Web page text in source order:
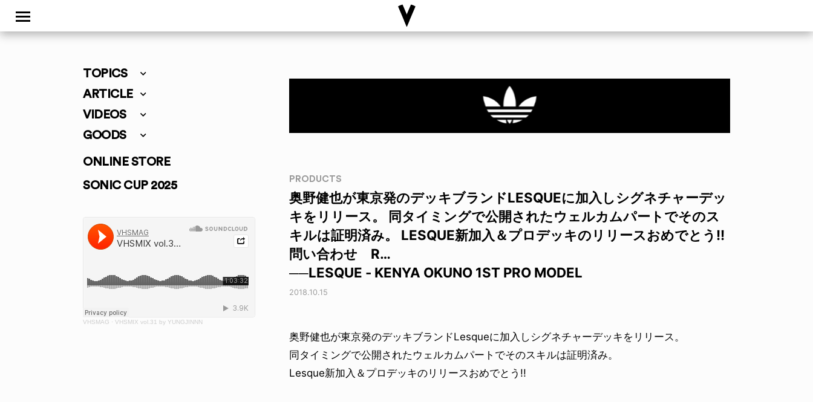
TOPICS
ARTICLE
VIDEOS
GOODS
ONLINE STORE
SONIC CUP 2025
VHSMAG · VHSMIX vol.31 by YUNGJINNN
PRODUCTS
奥野健也が東京発のデッキブランドLESQUEに加入しシグネチャーデッ
キをリリース。 同タイミングで公開されたウェルカムパートでそのス
キルは証明済み。 LESQUE新加入＆プロデッキのリリースおめでとう!!
問い合わせ R…
──LESQUE - KENYA OKUNO 1ST PRO MODEL
2018.10.15
奥野健也が東京発のデッキブランドLesqueに加入しシグネチャーデッキをリリース。
同タイミングで公開されたウェルカムパートでそのスキルは証明済み。
Lesque新加入＆プロデッキのリリースおめでとう!!